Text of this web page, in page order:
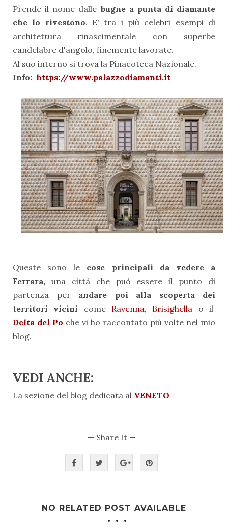
Prende il nome dalle bugne a punta di diamante
che lo rivestono. E' tra i più celebri esempi di
architettura rinascimentale con superbe
candelabre d'angolo, finemente lavorate.
Al suo interno si trova la Pinacoteca Nazionale.
Info: https://www.palazzodiamanti.it
Queste sono le cose principali da vedere a
Ferrara, una città che può essere il punto di
partenza per andare poi alla scoperta dei
territori vicini come Ravenna, Brisighella o il
Delta del Po che vi ho raccontato più volte nel mio
blog.
VEDI ANCHE:
La sezione del blog dedicata al VENETO
— Share It —
NO RELATED POST AVAILABLE